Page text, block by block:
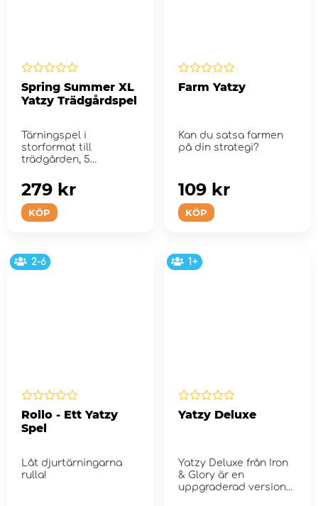
Spring Summer XL
Yatzy Trädgårdspel
Tärningspel i
storformat till
trädgården, 5
KÖP
279 kr
Farm Yatzy
Kan du satsa farmen
på din strategi?
KÖP
109 kr
2-6
Rollo - Ett Yatzy
Spel
Låt djurtärningarna
rulla!
1+
Yatzy Deluxe
Yatzy Deluxe från Iron
& Glory är en
uppgraderad version